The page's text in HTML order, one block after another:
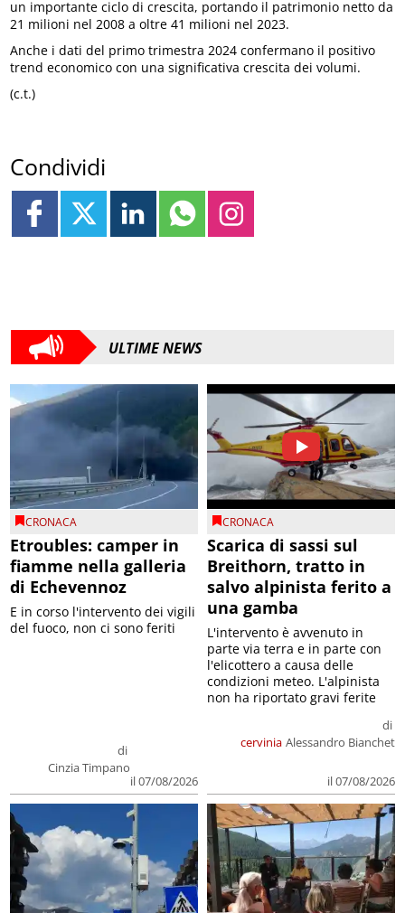
un importante ciclo di crescita, portando il patrimonio netto da
21 milioni nel 2008 a oltre 41 milioni nel 2023.
Anche i dati del primo trimestra 2024 confermano il positivo
trend economico con una significativa crescita dei volumi.
(c.t.)
Condividi
ULTIME NEWS
CRONACA
Etroubles: camper in
fiamme nella galleria
di Echevennoz
di
Cinzia Timpano
il 07/08/2026
E in corso l'intervento dei vigili
del fuoco, non ci sono feriti
CRONACA
Scarica di sassi sul
Breithorn, tratto in
salvo alpinista ferito a
una gamba
cervinia
di
Alessandro Bianchet
il 07/08/2026
L'intervento è avvenuto in
parte via terra e in parte con
l'elicottero a causa delle
condizioni meteo. L'alpinista
non ha riportato gravi ferite